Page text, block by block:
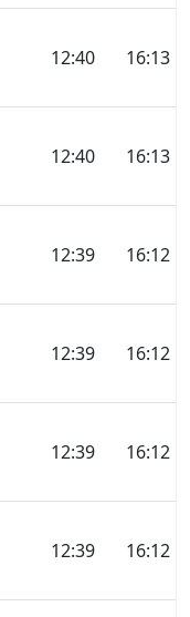
12:40 16:13
12:40 16:13
12:39 16:12
12:39 16:12
12:39 16:12
12:39 16:12